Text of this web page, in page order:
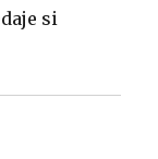
si